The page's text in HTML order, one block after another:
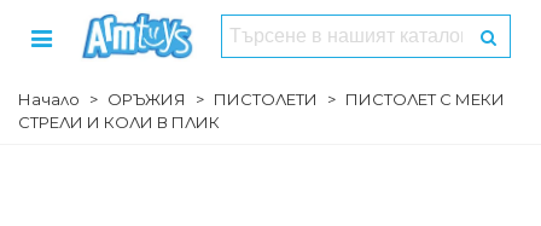
Начало > ОРЪЖИЯ > ПИСТОЛЕТИ > ПИСТОЛЕТ С МЕКИ
СТРЕЛИ И КОЛИ В ПЛИК